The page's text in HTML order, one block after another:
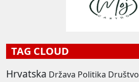
TAG CLOUD
Hrvatska Država Politika Društvo